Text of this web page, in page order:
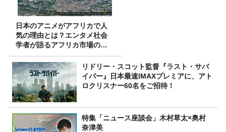
日本のアニメがアフリカで人
気の理由とは？エンタメ社会
学者が語るアフリカ市場のリ
アル
リドリー・スコット監督『ラスト・サバ
イバー』日本最速IMAXプレミアに、アト
ロクリスナー60名をご招待！
特集「ニュース座談会」木村草太×奥村
奈津美